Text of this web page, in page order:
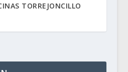
TORREJONCILLO